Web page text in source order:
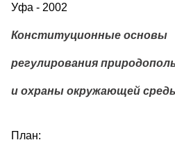
Уфа - 2002
Конституционные основы
регулирования
и охраны окружающей
План: